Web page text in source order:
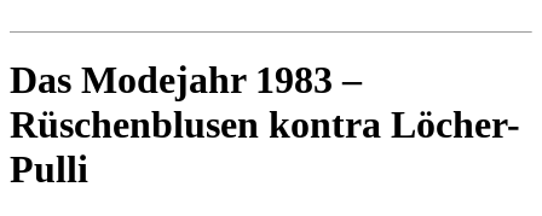
Das Modejahr 1983 –
Rüschenblusen kontra Löcher-
Pulli